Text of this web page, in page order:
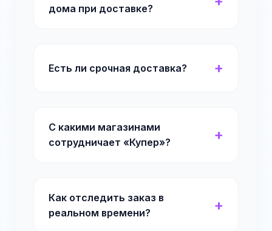
дома при доставке?
Есть ли срочная доставка?
С какими магазинами
сотрудничает «Купер»?
Как отследить заказ в
реальном времени?